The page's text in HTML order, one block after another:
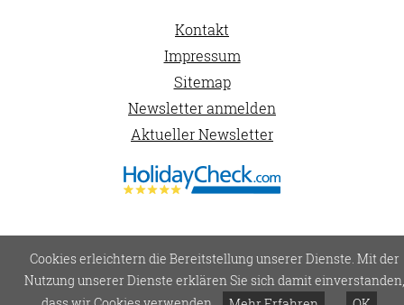
Kontakt
Impressum
Sitemap
Newsletter anmelden
Aktueller Newsletter
Cookies erleichtern die Bereitstellung unserer Dienste. Mit der
Nutzung unserer Dienste erklären Sie sich damit einverstanden,